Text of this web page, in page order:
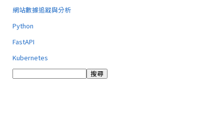
網站數據追蹤與分析
Python
FastAPI
Kubernetes